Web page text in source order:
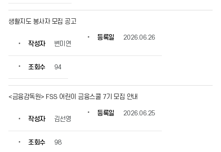
생활지도 봉사자 모집 공고
작성자 변미연
등록일 2026.06.26
조회수 94
<금융감독원> FSS 어린이 금융스쿨 7기 모집 안내
작성자 김선영
등록일 2026.06.25
조회수 98